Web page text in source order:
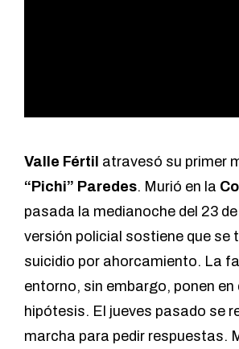
Valle Fértil atravesó su primer
“Pichi” Paredes. Murió en la
pasada la medianoche del 23
versión policial sostiene que se
suicidio por ahorcamiento. La
entorno, sin embargo, ponen en
hipótesis. El jueves pasado se
marcha para pedir respuestas.